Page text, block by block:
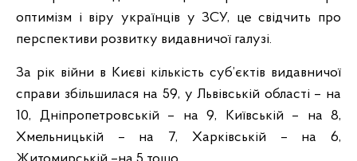
оптимізм і віру українців у ЗСУ, це свідчить про
перспективи розвитку видавничої галузі.
За рік війни в Києві кількість суб’єктів видавничої
справи збільшилася на 59, у Львівській області – на
10, Дніпропетровській – на 9, Київській – на 8,
Хмельницькій – на 7, Харківській – на 6,